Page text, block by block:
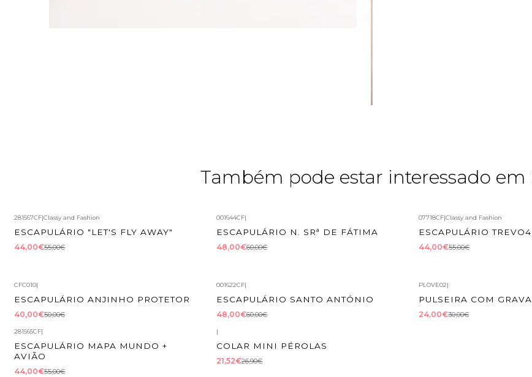
Também pode estar interessado em
DESCONTO
281567CF|Classy and Fashion
ESCAPULÁRIO "LET'S FLY AWAY"
44,00€55,00€
DESCONTO
001644CF|
ESCAPULÁRIO N. SRª DE FÁTIMA
48,00€60,00€
DESCONTO
07718CF|Classy and Fashion
ESCAPULÁRIO
44,00€55,00€
DESCONTO
CFC010|
ESCAPULÁRIO ANJINHO PROTETOR
40,00€50,00€
DESCONTO
001622CF|
ESCAPULÁRIO SANTO ANTÓNIO
48,00€60,00€
PLOVE02|
PULSEIRA COM
24,00€30,00€
DESCONTO
281565CF|
ESCAPULÁRIO MAPA MUNDO +
AVIÃO
44,00€55,00€
|
COLAR MINI PÉROLAS
21,52€26,90€